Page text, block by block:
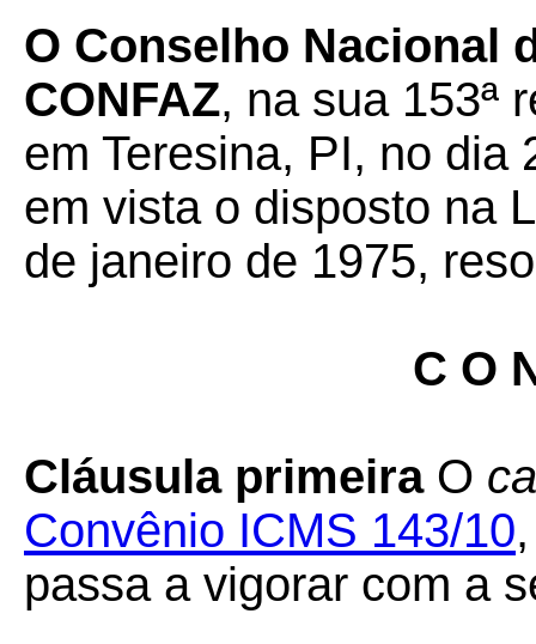
O Conselho Nacional
CONFAZ, na sua 153ª
em Teresina, PI, no dia
em vista o disposto na
de janeiro de 1975,
C O
Cláusula primeira O
Convênio ICMS 143/10
passa a vigorar com a